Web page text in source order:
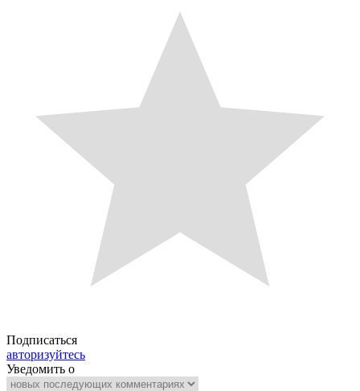
Подписаться
авторизуйтесь
Уведомить о